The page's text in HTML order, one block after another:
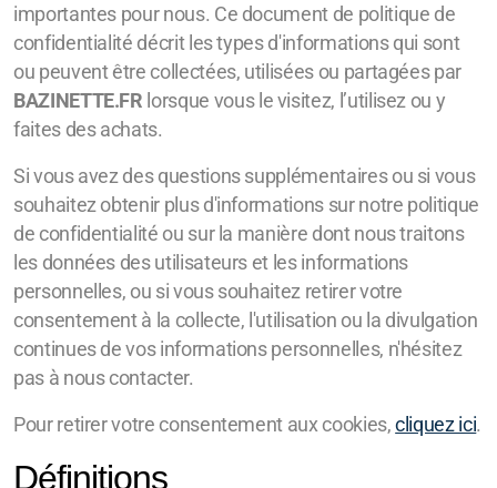
importantes pour nous. Ce document de politique de
confidentialité décrit les types d'informations qui sont
ou peuvent être collectées, utilisées ou partagées par
BAZINETTE.FR lorsque vous le visitez, l’utilisez ou y
faites des achats.
Si vous avez des questions supplémentaires ou si vous
souhaitez obtenir plus d'informations sur notre politique
de confidentialité ou sur la manière dont nous traitons
les données des utilisateurs et les informations
personnelles, ou si vous souhaitez retirer votre
consentement à la collecte, l'utilisation ou la divulgation
continues de vos informations personnelles, n'hésitez
pas à nous contacter.
Pour retirer votre consentement aux cookies,cliquez ici.
Définitions